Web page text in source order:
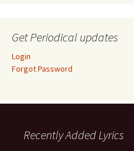
Get Periodical updates
Login
Forgot Password
Recently Added Lyrics